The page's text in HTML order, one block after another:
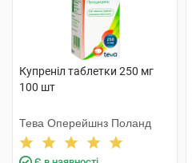
Купреніл таблетки 250 мг
100 шт
Тева Оперейшнз Поланд